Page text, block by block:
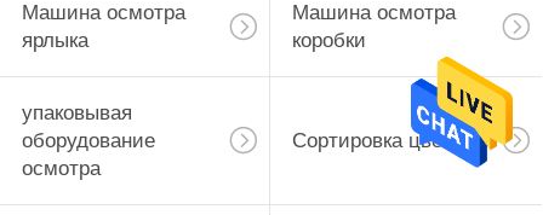
Машина осмотра
ярлыка
Машина осмотра
коробки
упаковывая
оборудование
осмотра
Сортировка цветов